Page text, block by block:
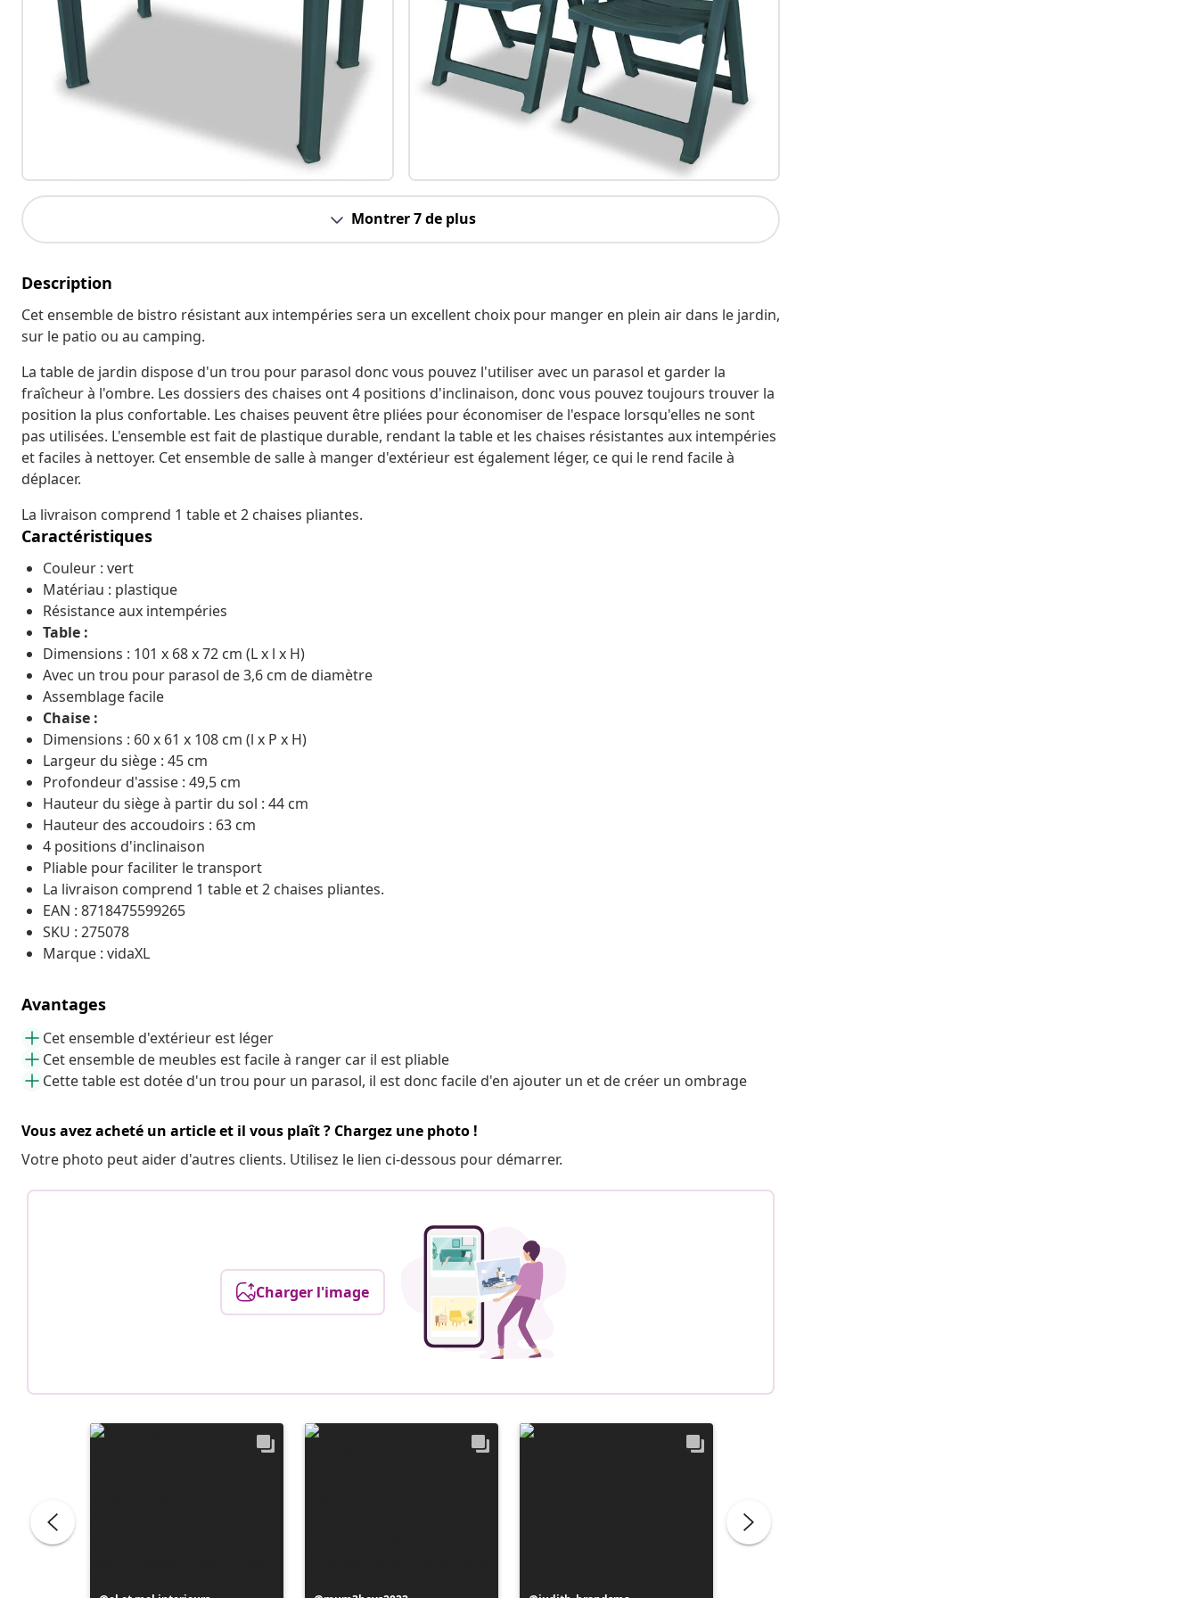
Montrer 7 de plus
Description
Cet ensemble de bistro résistant aux intempéries sera un excellent choix pour manger en plein air dans le jardin,
sur le patio ou au camping.
La table de jardin dispose d'un trou pour parasol donc vous pouvez l'utiliser avec un parasol et garder la
fraîcheur à l'ombre. Les dossiers des chaises ont 4 positions d'inclinaison, donc vous pouvez toujours trouver la
position la plus confortable. Les chaises peuvent être pliées pour économiser de l'espace lorsqu'elles ne sont
pas utilisées. L'ensemble est fait de plastique durable, rendant la table et les chaises résistantes aux intempéries
et faciles à nettoyer. Cet ensemble de salle à manger d'extérieur est également léger, ce qui le rend facile à
déplacer.
La livraison comprend 1 table et 2 chaises pliantes.
Caractéristiques
Couleur : vert
Matériau : plastique
Résistance aux intempéries
Table :
Dimensions : 101 x 68 x 72 cm (L x l x H)
Avec un trou pour parasol de 3,6 cm de diamètre
Assemblage facile
Chaise :
Dimensions : 60 x 61 x 108 cm (l x P x H)
Largeur du siège : 45 cm
Profondeur d'assise : 49,5 cm
Hauteur du siège à partir du sol : 44 cm
Hauteur des accoudoirs : 63 cm
4 positions d'inclinaison
Pliable pour faciliter le transport
La livraison comprend 1 table et 2 chaises pliantes.
EAN : 8718475599265
SKU : 275078
Marque : vidaXL
Avantages
Cet ensemble d'extérieur est léger
Cet ensemble de meubles est facile à ranger car il est pliable
Cette table est dotée d'un trou pour un parasol, il est donc facile d'en ajouter un et de créer un ombrage
Vous avez acheté un article et il vous plaît ? Chargez une photo !
Votre photo peut aider d'autres clients. Utilisez le lien ci-dessous pour démarrer.
Charger l'image